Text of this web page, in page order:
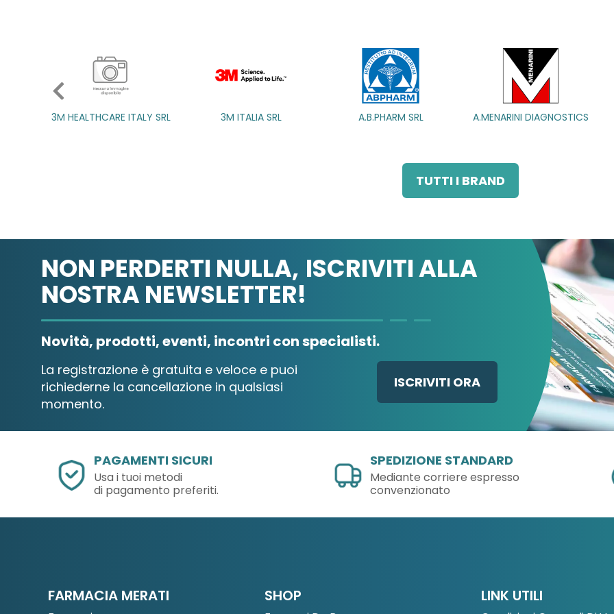
ITALY SRL 3M ITALIA SRL A.B.PHARM SRL A.MENARINI DIAGNOSTICS
A.MENARINI
3M ITALIA SRL A.B.PHARM SRL A.MENARINI DIAGNOSTICS
A.MENARINI
TUTTI I BRAND
NON PERDERTI NULLA, ISCRIVITI ALLA
NOSTRA NEWSLETTER!
Novità, prodotti, eventi, incontri con specialisti.
La registrazione è gratuita e veloce e puoi
richiederne la cancellazione in qualsiasi
momento.
ISCRIVITI ORA
PAGAMENTI SICURI
Usa i tuoi metodi
di pagamento preferiti.
SPEDIZIONE STANDARD
Mediante corriere espresso
convenzionato
FARMACIA MERATI SHOP LINK UTILI